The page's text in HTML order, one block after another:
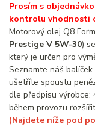
Prosím s
kontrolu vhodnosti
Motorový olej Q8
Prestige V 5W-30)
který je určen pro
Seznamte náš
ušetříte spoustu
dle předpisu výrobce:
během provozu
(Najdete níže pod